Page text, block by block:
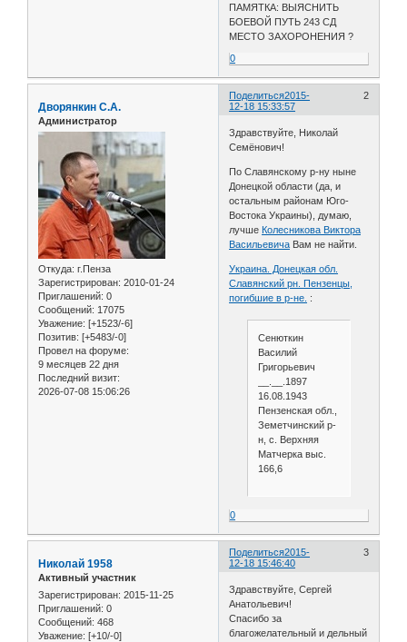
ПАМЯТКА: ВЫЯСНИТЬ
БОЕВОЙ ПУТЬ 243 СД
МЕСТО ЗАХОРОНЕНИЯ ?
0
Поделиться 2
2015-
12-18 15:33:57
Дворянкин С.А.
Администратор
Откуда: г.Пенза
Зарегистрирован: 2010-01-24
Приглашений: 0
Сообщений: 17075
Уважение: [+1523/-6]
Позитив: [+5483/-0]
Провел на форуме:
9 месяцев 22 дня
Последний визит:
2026-07-08 15:06:26
Здравствуйте, Николай
Семёнович!
По Славянскому р-ну ныне
Донецкой области (да, и
остальным районам Юго-
Востока Украины), думаю,
лучше Колесникова Виктора
Васильевича Вам не найти.
Украина. Донецкая обл.
Славянский рн. Пензенцы,
погибшие в р-не. :
Сенюткин
Василий
Григорьевич
__.__.1897
16.08.1943
Пензенская обл.,
Земетчинский р-
н, с. Верхняя
Матчерка выс.
166,6
0
Поделиться 3
2015-
12-18 15:46:40
Николай 1958
Активный участник
Зарегистрирован: 2015-11-25
Приглашений: 0
Сообщений: 468
Уважение: [+10/-0]
Здравствуйте, Сергей
Анатольевич!
Спасибо за
благожелательный и дельный